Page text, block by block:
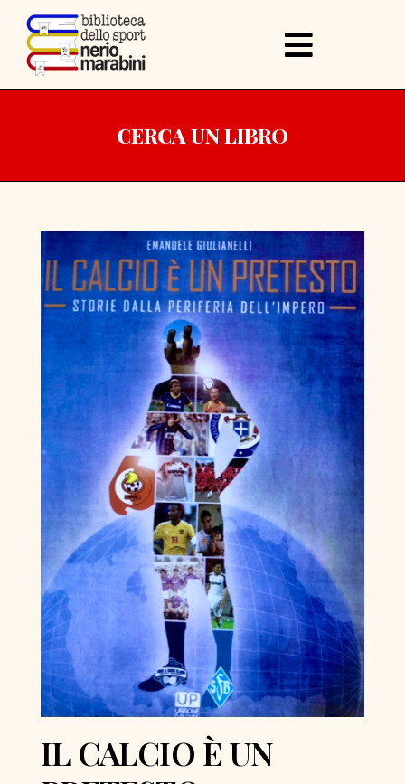
CERCA UN LIBRO
IL CALCIO È UN